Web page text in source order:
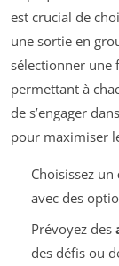
est crucial de
une sortie en
sélectionner une
permettant à
de s’engager
pour maximiser
Choisissez un
avec des
Prévoyez des
des défis ou